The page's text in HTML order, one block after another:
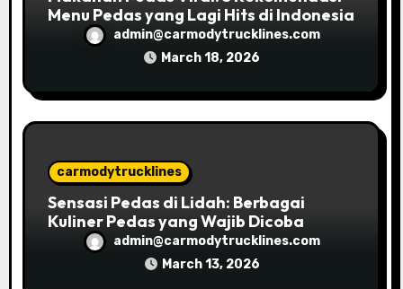
Menu Pedas yang Lagi Hits di Indonesia
admin@carmodytrucklines.com
March 18, 2026
carmodytrucklines
Sensasi Pedas di Lidah: Berbagai
Kuliner Pedas yang Wajib Dicoba
admin@carmodytrucklines.com
March 13, 2026